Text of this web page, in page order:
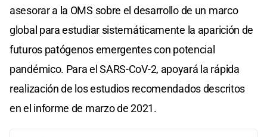
asesorar a la OMS sobre el desarrollo de un marco
global para estudiar sistemáticamente la aparición de
futuros patógenos emergentes con potencial
pandémico. Para el SARS-CoV-2, apoyará la rápida
realización de los estudios recomendados descritos
en el informe de marzo de 2021.